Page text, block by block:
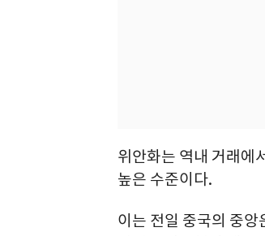
위안화는 역내 거래에
높은 수준이다.
이는 전일 중국의 중